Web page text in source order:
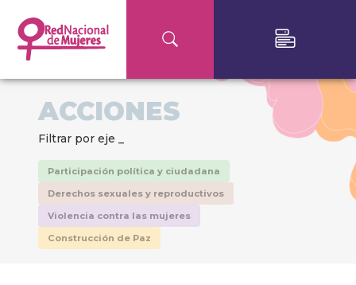
ACCIONES
Filtrar por eje _
Participación política y ciudadana
Derechos sexuales y reproductivos
Violencia contra las mujeres
Construcción de Paz